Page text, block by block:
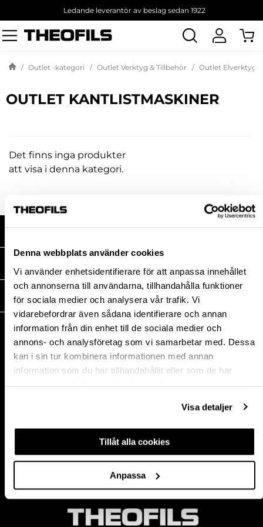
Denna webbplats använder cookies
Vi använder enhetsidentifierare för att anpassa innehållet
och annonserna till användarna, tillhandahålla funktioner
för sociala medier och analysera vår trafik. Vi
vidarebefordrar även sådana identifierare och annan
information från din enhet till de sociala medier och
annons- och analysföretag som vi samarbetar med. Dessa
kan i sin tur kombinera informationen med annan
information som du har tillhandahållit eller som de har
Visa detaljer
Tillåt alla cookies
Anpassa
Ledande leverantör av beslag sedan 1922
Sök
produkt
Outlet -kategori Outlet Verktyg & Tillbehör Outlet Elverktyg
OUTLET KANTLISTMASKINER
Det finns inga produkter
att visa i denna kategori.
THEOFILS
KONTAKT
Postadress:
BOX 1009 551 11
Jönköping, Sweden
Tel:+46 (0)10-178 13 00
Org. nr 556154-8925